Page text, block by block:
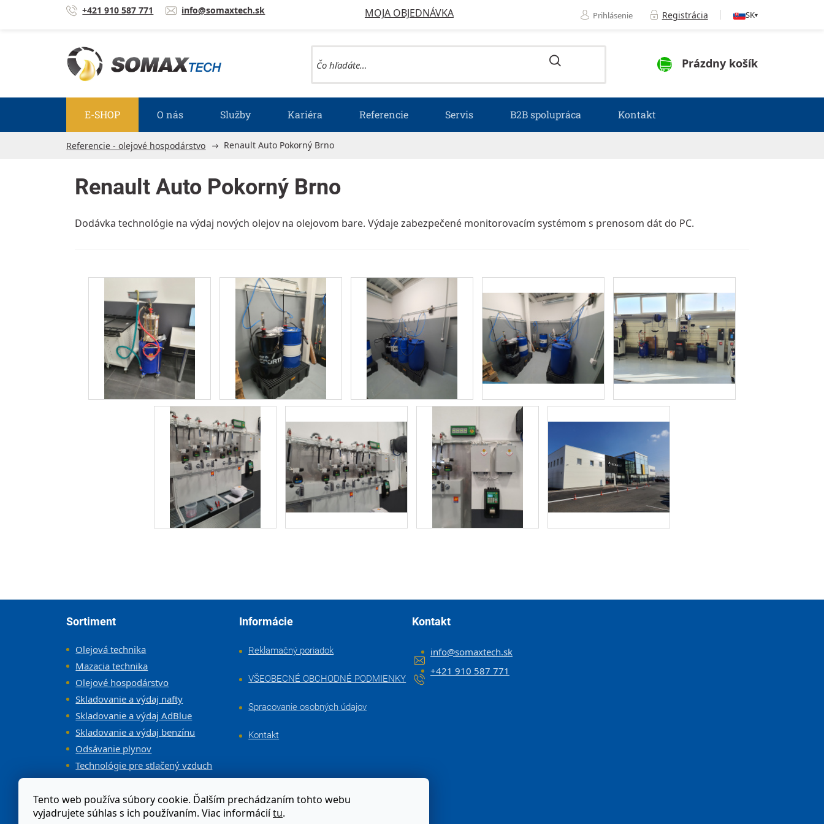
Tento web používa súbory cookie. Ďalším prechádzaním tohto webu
vyjadrujete súhlas s ich používaním. Viac informáciítu.
Prejsť na obsah +421 910 587 771 info@somaxtech.sk MOJA OBJEDNÁVKA Prihlásenie Registrácia SK▾
NÁKUPNÝ KOŠÍK
Prázdny košík
E-SHOP O nás Služby Kariéra Referencie Servis B2B spolupráca Kontakt
Referencie - olejové hospodárstvo Renault Auto Pokorný Brno
Renault Auto Pokorný Brno
Dodávka technológie na výdaj nových olejov na olejovom bare. Výdaje zabezpečené monitorovacím systémom s prenosom dát do PC.
Sortiment
Olejová technika
Mazacia technika
Olejové hospodárstvo
Skladovanie a výdaj nafty
Skladovanie a výdaj AdBlue
Skladovanie a výdaj benzínu
Odsávanie plynov
Technológie pre stlačený vzduch
Vybavenie dielne a servisov
Informácie
Reklamačný poriadok
VŠEOBECNÉ OBCHODNÉ PODMIENKY
Spracovanie osobných údajov
Kontakt
Kontakt
info@somaxtech.sk
+421 910 587 771